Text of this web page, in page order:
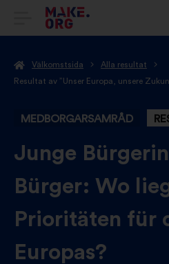
GÅ
MAKE.ORG
Välkomstsida
Alla resultat
Resultat av ”Unser Europa, unsere
MEDBORGARSAMRÅD
-
Junge
Bürger: Wo
Prioritäten für
Europas?